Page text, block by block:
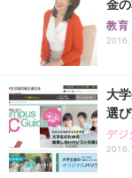
金
教育
大
選び
デジ